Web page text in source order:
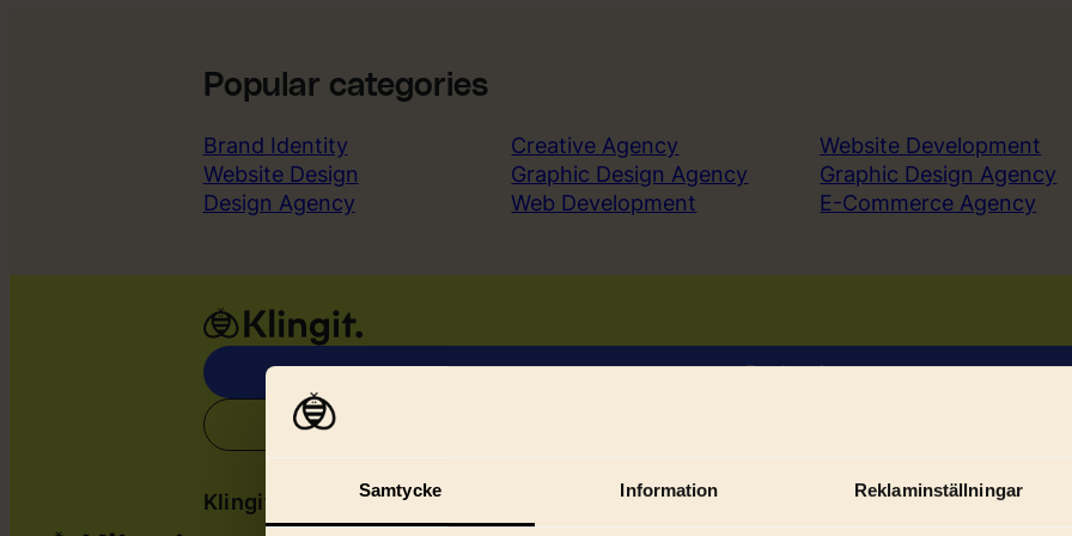
Samtycke Information Reklaminställningar
Popular categories
Brand Identity
Website Design
Design Agency
Creative Agency
Graphic Design Agency
Web Development
Website Development
Graphic Design Agency
E-Commerce Agency
Book a demo
Klingit